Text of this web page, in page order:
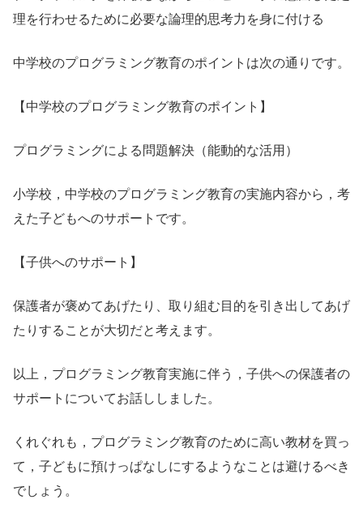
理を行わせるために必要な論理的思考力を身に付ける
中学校のプログラミング教育のポイントは次の通りです。
【中学校のプログラミング教育のポイント】
プログラミングによる問題解決（能動的な活用）
小学校，中学校のプログラミング教育の実施内容から，考
えた子どもへのサポートです。
【子供へのサポート】
保護者が褒めてあげたり、取り組む目的を引き出してあげ
たりすることが大切だと考えます。
以上，プログラミング教育実施に伴う，子供への保護者の
サポートについてお話ししました。
くれぐれも，プログラミング教育のために高い教材を買っ
て，子どもに預けっぱなしにするようなことは避けるべき
でしょう。